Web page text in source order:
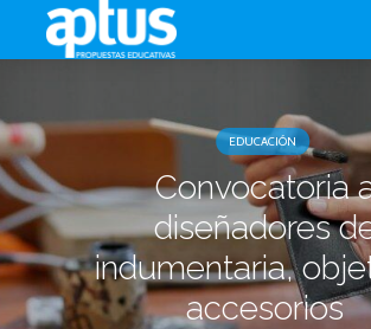
EDUCACIÓN
Convocatoria
diseñadores
indumentaria,
accesorios